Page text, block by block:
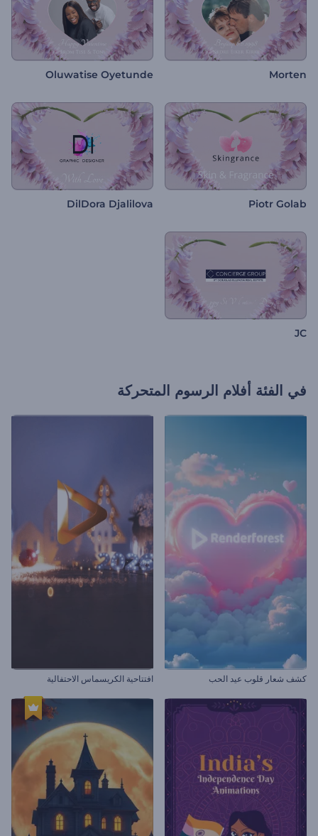
Morten
Oluwatise Oyetunde
Piotr Golab
DilDora Djalilova
JC
في الفئة أفلام الرسوم المتحركة
كشف شعار قلوب عيد الحب افتتاحية الكريسماس الاحتفالية